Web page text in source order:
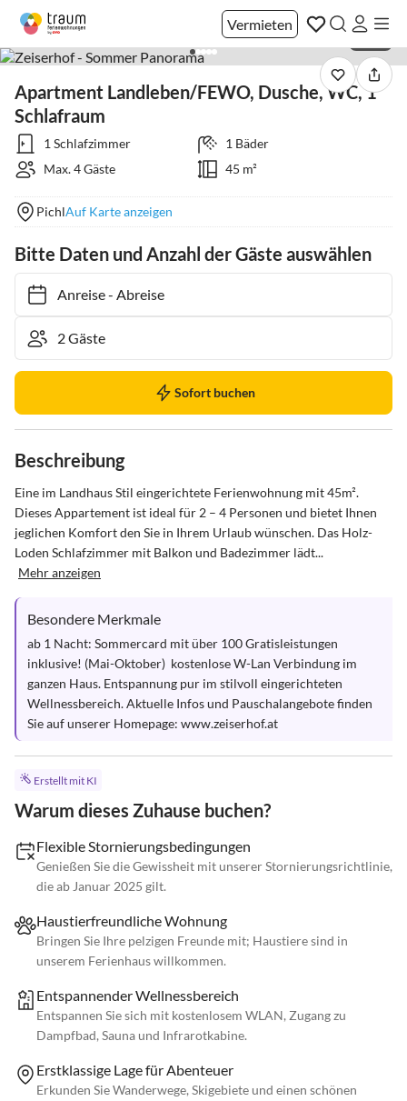
Vermieten
Apartment Landleben/FEWO, Dusche, WC, 1
Schlafraum
1 Schlafzimmer
1 Bäder
Max. 4 Gäste
45 m²
PichlAuf Karte anzeigen
Bitte Daten und Anzahl der Gäste auswählen
Anreise- Abreise
Sofort buchen
Beschreibung
Eine im Landhaus Stil eingerichtete Ferienwohnung mit 45m².
Dieses Appartement ist ideal für 2 – 4 Personen und bietet Ihnen
jeglichen Komfort den Sie in Ihrem Urlaub wünschen. Das Holz-
Loden Schlafzimmer mit Balkon und Badezimmer lädt...
Mehr anzeigen
Besondere Merkmale
ab 1 Nacht: Sommercard mit über 100 Gratisleistungen
inklusive! (Mai-Oktober)  kostenlose W-Lan Verbindung im
ganzen Haus. Entspannung pur im stilvoll eingerichteten
Wellnessbereich. Aktuelle Infos und Pauschalangebote finden
Sie auf unserer Homepage: www.zeiserhof.at
Erstellt mit KI
Warum dieses Zuhause buchen?
Flexible Stornierungsbedingungen
Genießen Sie die Gewissheit mit unserer Stornierungsrichtlinie,
die ab Januar 2025 gilt.
Haustierfreundliche Wohnung
Bringen Sie Ihre pelzigen Freunde mit; Haustiere sind in
unserem Ferienhaus willkommen.
Entspannender Wellnessbereich
Entspannen Sie sich mit kostenlosem WLAN, Zugang zu
Dampfbad, Sauna und Infrarotkabine.
Erstklassige Lage für Abenteuer
Erkunden Sie Wanderwege, Skigebiete und einen schönen